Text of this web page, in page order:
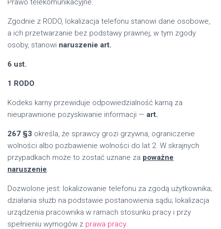
Prawo telekomunikacyjne.
Zgodnie z RODO, lokalizacja telefonu stanowi dane osobowe,
a ich przetwarzanie bez podstawy prawnej, w tym zgody
osoby, stanowi naruszenie art.
6 ust.
1 RODO.
Kodeks karny przewiduje odpowiedzialność karną za
nieuprawnione pozyskiwanie informacji — art.
267 §3 określa, że sprawcy grozi grzywna, ograniczenie
wolności albo pozbawienie wolności do lat 2. W skrajnych
przypadkach może to zostać uznane za poważne
naruszenie.
Dozwolone jest: lokalizowanie telefonu za zgodą użytkownika;
działania służb na podstawie postanowienia sądu; lokalizacja
urządzenia pracownika w ramach stosunku pracy i przy
spełnieniu wymogów z prawa pracy.